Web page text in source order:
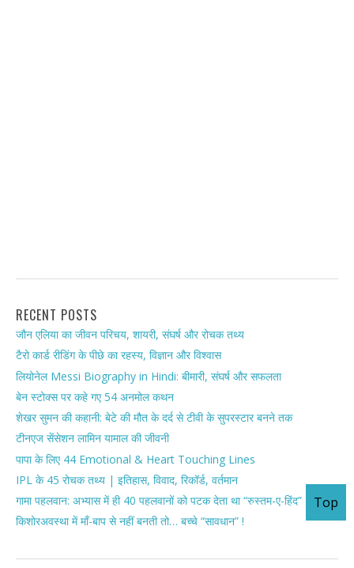
RECENT POSTS
जौन एलिया का जीवन परिचय, शायरी, संघर्ष और रोचक तथ्य
टैरो कार्ड रीडिंग के पीछे का रहस्य, विज्ञान और विश्वास
लियोनेल Messi Biography in Hindi: बीमारी, संघर्ष और सफलता
बेन स्टोक्स पर कहे गए 54 अनमोल कथन
शेखर सुमन की कहानी: बेटे की मौत के दर्द से टीवी के सुपरस्टार बनने तक
टीनएज सेंसेशन लामिन यामाल की जीवनी
पापा के लिए 44 Emotional & Heart Touching Lines
IPL के 45 रोचक तथ्य | इतिहास, विवाद, रिकॉर्ड, वर्तमान
गामा पहलवान: अभ्यास में ही 40 पहलवानों को पटक देता था “रुस्तम-ए-हिंद”
किशोरअवस्था में माँ-बाप से नहीं बनती तो… बच्चे “सावधान” !
Top